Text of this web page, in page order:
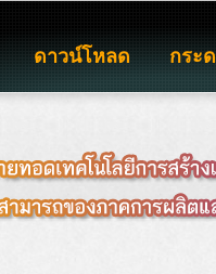
ดาวน์โหลด กระ